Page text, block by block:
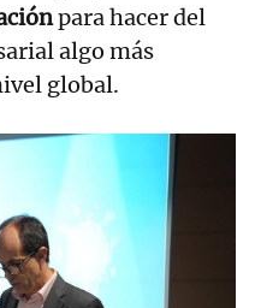
para hacer del
algo más
global.